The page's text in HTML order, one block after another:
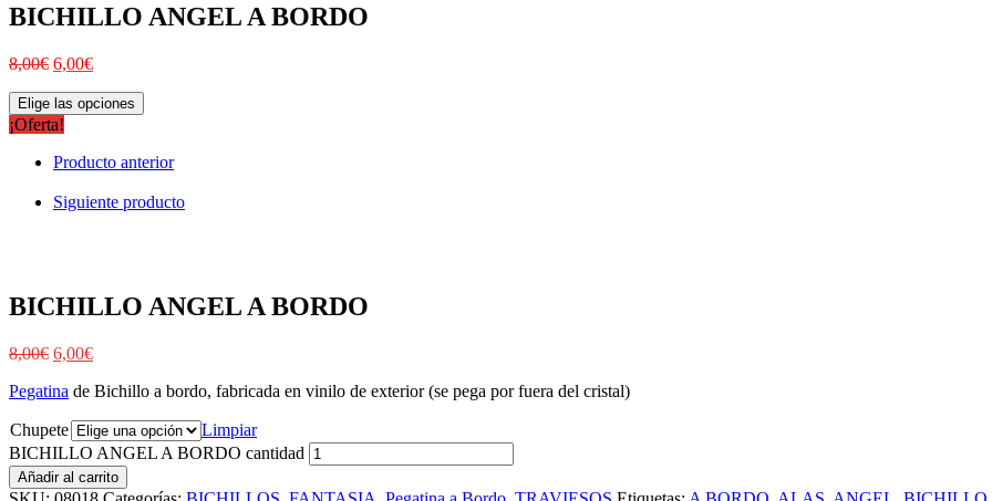
BICHILLO ANGEL A BORDO
8,00€ 6,00€
Elige las opciones
¡Oferta!
Producto anterior
Siguiente producto
BICHILLO ANGEL A BORDO
8,00€ 6,00€
Pegatina de Bichillo a bordo, fabricada en vinilo de exterior (se pega por fuera del cristal)
Chupete
Limpiar
BICHILLO ANGEL A BORDO cantidad
Añadir al carrito